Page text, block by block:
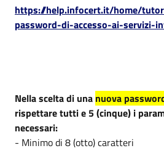
https://help.infocert.it/home/
password-di-accesso-ai-servizi-
Nella scelta di una nuova
rispettare tutti e 5 (cinque) i
necessari:
- Minimo di 8 (otto) caratteri